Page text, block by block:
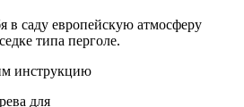
в саду европейскую атмосферу
типа перголе.
инструкцию